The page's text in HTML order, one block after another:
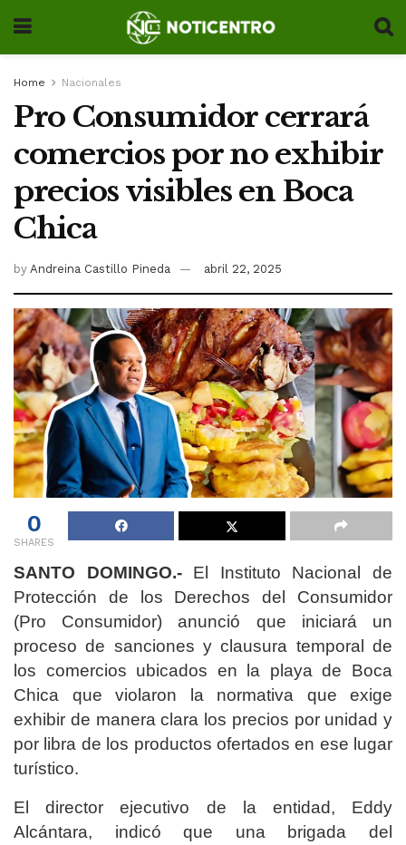
Home Nacionales
Pro Consumidor cerrará
comercios por no exhibir
precios visibles en Boca
Chica
by Andreina Castillo Pineda abril 22, 2025
0
SHARES
SANTO DOMINGO.-El Instituto Nacional de
Protección de los Derechos del Consumidor
(Pro Consumidor) anunció que iniciará un
proceso de sanciones y clausura temporal de
los comercios ubicados en la playa de Boca
Chica que violaron la normativa que exige
exhibir de manera clara los precios por unidad y
por libra de los productos ofertados en ese lugar
turístico.
El director ejecutivo de la entidad, Eddy
Alcántara, indicó que una brigada del